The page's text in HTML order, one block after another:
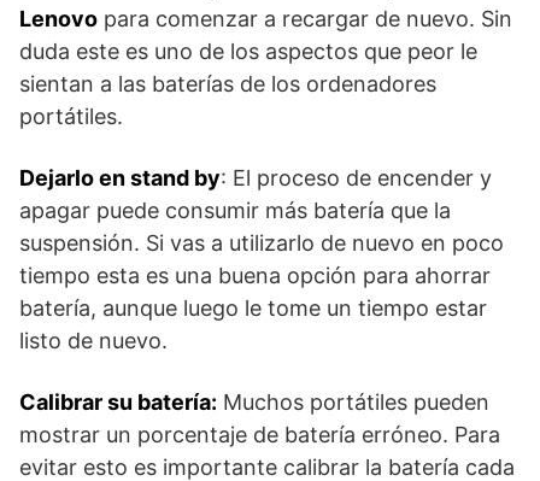
Lenovo para comenzar a recargar de nuevo. Sin
duda este es uno de los aspectos que peor le
sientan a las baterías de los ordenadores
portátiles.
Dejarlo en stand by: El proceso de encender y
apagar puede consumir más batería que la
suspensión. Si vas a utilizarlo de nuevo en poco
tiempo esta es una buena opción para ahorrar
batería, aunque luego le tome un tiempo estar
listo de nuevo.
Calibrar su batería: Muchos portátiles pueden
mostrar un porcentaje de batería erróneo. Para
evitar esto es importante calibrar la batería cada